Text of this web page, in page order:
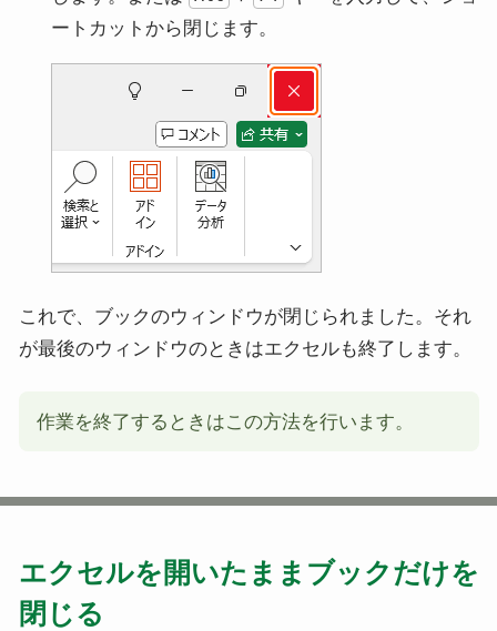
ートカットから閉じます。
これで、ブックのウィンドウが閉じられました。それ
が最後のウィンドウのときはエクセルも終了します。
作業を終了するときはこの方法を行います。
エクセルを開いたままブックだけを
閉じる